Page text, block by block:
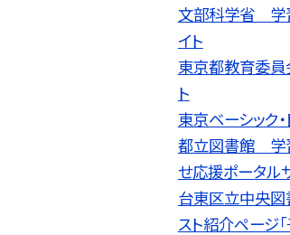
文部科学省 学
イト
東京都教育委
ト
東京ベーシック・
都立図書館 学
せ応援ポータル
台東区立中央図
スト紹介ページ